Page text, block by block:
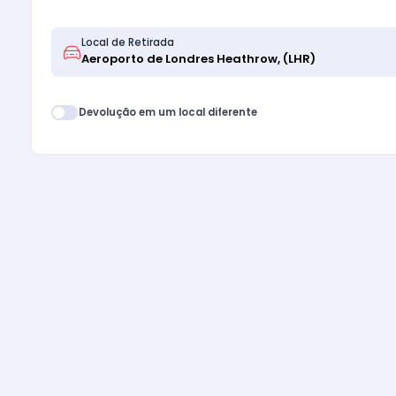
Local de Retirada
Devolução em um local diferente